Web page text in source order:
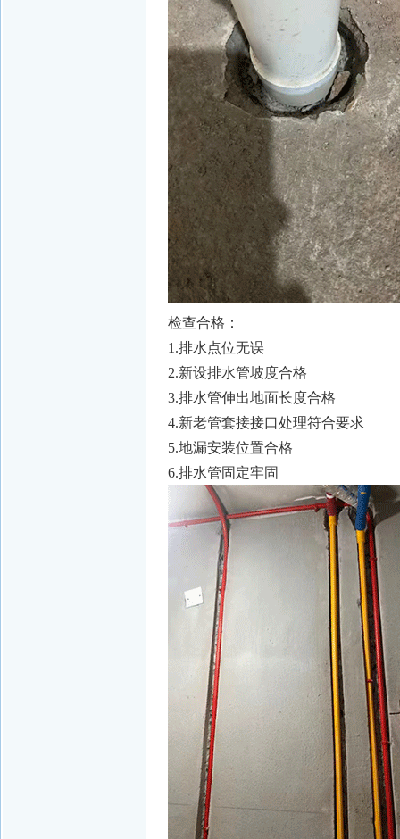
检查合格：
1.排水点位无误
2.新设排水管坡度合格
3.排水管伸出地面长度合格
4.新老管套接接口处理符合要求
5.地漏安装位置合格
6.排水管固定牢固